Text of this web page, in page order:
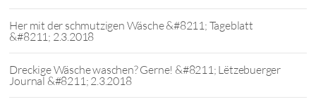
Her mit der schmutzigen Wäsche &#8211; Tageblatt
&#8211; 2.3.2018
Dreckige Wäsche waschen? Gerne! &#8211; Lëtzebuerger
Journal &#8211; 2.3.2018